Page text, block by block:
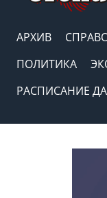
АРХИВ
ПОЛИТИКА
РАСПИСАНИЕ